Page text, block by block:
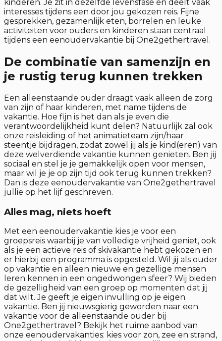
kinderen. Je zit in dezelfde levensfase en deelt vaak
interesses tijdens een door jou gekozen reis. Fijne
gesprekken, gezamenlijk eten, borrelen en leuke
activiteiten voor ouders en kinderen staan centraal
tijdens een eenoudervakantie bij One2gethertravel.
De combinatie van samenzijn en
je rustig terug kunnen trekken
Een alleenstaande ouder draagt vaak alleen de zorg
van zijn of haar kinderen, met name tijdens de
vakantie. Hoe fijn is het dan als je even die
verantwoordelijkheid kunt delen? Natuurlijk zal ook
onze reisleiding of het animatieteam zijn/haar
steentje bijdragen, zodat zowel jij als je kind(eren) van
deze welverdiende vakantie kunnen genieten. Ben jij
sociaal en stel je je gemakkelijk open voor mensen,
maar wil je je op zijn tijd ook terug kunnen trekken?
Dan is deze eenoudervakantie van One2gethertravel
jullie op het lijf geschreven.
Alles mag, niets hoeft
Met een eenoudervakantie kies je voor een
groepsreis waarbij je van volledige vrijheid geniet, ook
als je een actieve reis of skivakantie hebt gekozen en
er hierbij een programma is opgesteld. Wil jij als ouder
op vakantie en alleen nieuwe en gezellige mensen
leren kennen in een ongedwongen sfeer? Wij bieden
de gezelligheid van een groep op momenten dat jij
dat wilt. Je geeft je eigen invulling op je eigen
vakantie. Ben jij nieuwsgierig geworden naar een
vakantie voor de alleenstaande ouder bij
One2gethertravel? Bekijk het ruime aanbod van
onze eenoudervakanties: kies voor zon, zee en strand,